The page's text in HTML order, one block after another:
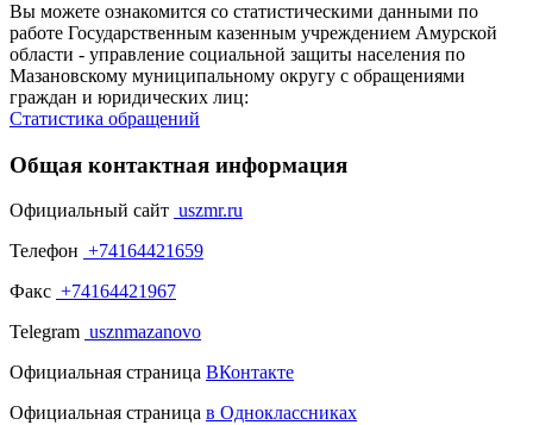
Вы можете ознакомится со статистическими данными по
работе Государственным казенным учреждением Амурской
области - управление социальной защиты населения по
Мазановскому муниципальному округу с обращениями
граждан и юридических лиц:
Статистика обращений
Общая контактная информация
Официальный сайт uszmr.ru
Телефон +74164421659
Факс +74164421967
Telegram usznmazanovo
Официальная страница ВКонтакте
Официальная страница в Одноклассниках